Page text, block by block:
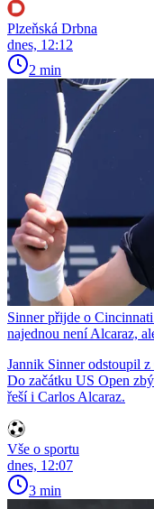
Plzeňská Drbna
dnes, 12:12
2 min
Sinner přijde o
najednou není Alcaraz,
Jannik Sinner odstoupil
Do začátku US Open
řeší i Carlos Alcaraz.
Vše o sportu
dnes, 12:07
3 min